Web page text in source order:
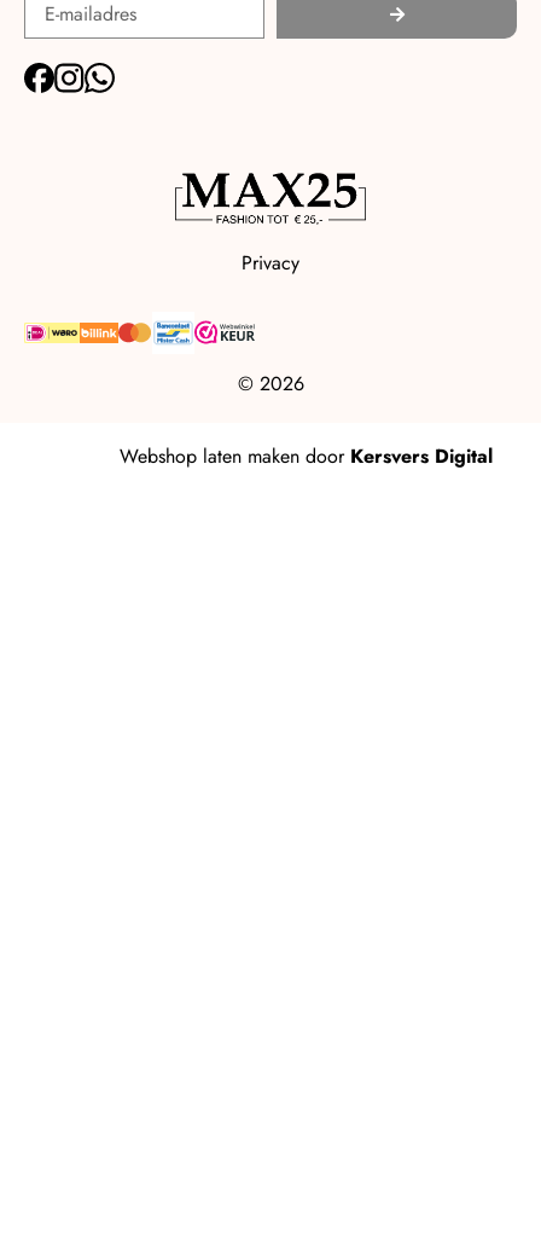
Privacy
© 2026
Webshop laten maken door Kersvers Digital